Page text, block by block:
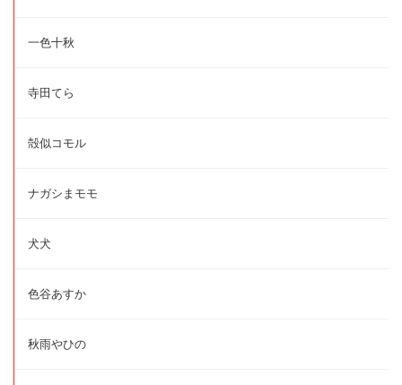
一色十秋
寺田てら
殻似コモル
ナガシまモモ
犬犬
色谷あすか
秋雨やひの